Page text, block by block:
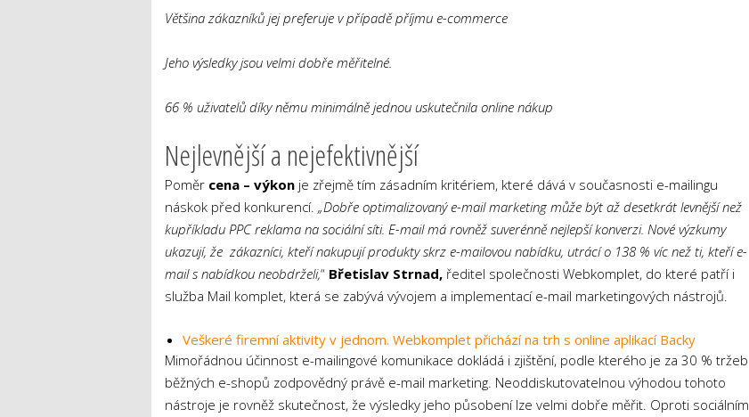
Většina zákazníků jej preferuje v případě příjmu e-commerce
Jeho výsledky jsou velmi dobře měřitelné.
66 % uživatelů díky němu minimálně jednou uskutečnila online nákup
Nejlevnější a nejefektivnější
Poměr cena – výkonje zřejmě tím zásadním kritériem, které dává v současnosti e-mailingu
náskok před konkurencí. „Dobře optimalizovaný e-mail marketing může být až desetkrát levnější než
kupříkladu PPC reklama na sociální síti. E-mail má rovněž suverénně nejlepší konverzi. Nové výzkumy
ukazují, že zákazníci, kteří nakupují produkty skrz e-mailovou nabídku, utrácí o 138 % víc než ti, kteří e-
mail s nabídkou neobdrželi,“ Břetislav Strnad, ředitel společnosti Webkomplet, do které patří i
služba Mail komplet, která se zabývá vývojem a implementací e-mail marketingových nástrojů.
Veškeré firemní aktivity v jednom. Webkomplet přichází na trh s online aplikací Backy
Mimořádnou účinnost e-mailingové komunikace dokládá i zjištění, podle kterého je za 30 % tržeb
běžných e-shopů zodpovědný právě e-mail marketing. Neoddiskutovatelnou výhodou tohoto
nástroje je rovněž skutečnost, že výsledky jeho působení lze velmi dobře měřit. Oproti sociálním